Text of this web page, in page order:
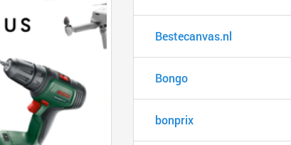
Bestecanvas.nl
Bongo
bonprix